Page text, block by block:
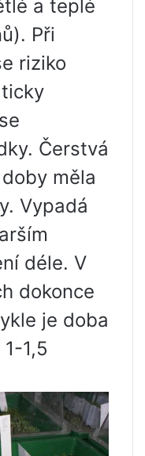
a teplé
Při
riziko
Čerstvá
měla
Vypadá
déle. V
dokonce
je doba
1,5